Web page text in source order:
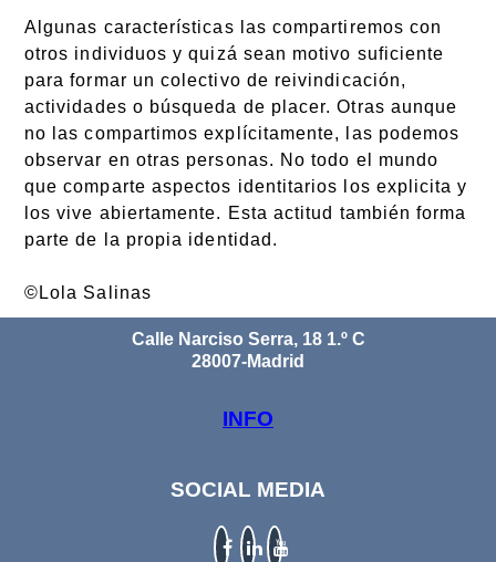
Algunas características las compartiremos con
otros individuos y quizá sean motivo suficiente
para formar un colectivo de reivindicación,
actividades o búsqueda de placer. Otras aunque
no las compartimos explícitamente, las podemos
observar en otras personas. No todo el mundo
que comparte aspectos identitarios los explicita y
los vive abiertamente. Esta actitud también forma
parte de la propia identidad.
©Lola Salinas
Calle Narciso Serra, 18 1.º C
28007-Madrid
INFO
SOCIAL MEDIA